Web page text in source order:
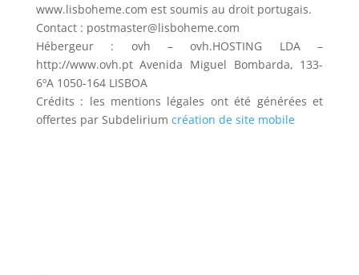
www.lisboheme.com est soumis au droit portugais.
Contact : postmaster@lisboheme.com
Hébergeur : ovh – ovh.HOSTING LDA –
http://www.ovh.pt Avenida Miguel Bombarda, 133-
6ºA 1050-164 LISBOA
Crédits : les mentions légales ont été générées et
offertes par Subdelirium création de site mobile